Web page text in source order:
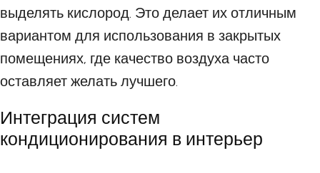
выделять кислород. Это делает их отличным
вариантом для использования в закрытых
помещениях, где качество воздуха часто
оставляет желать лучшего.
Интеграция систем
кондиционирования в интерьер